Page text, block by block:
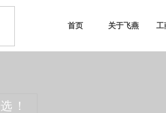
​！
首页 关于飞燕 工